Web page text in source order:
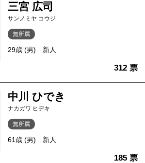
三宮 広司
サンノミヤ コウジ
無所属
29歳 (男) 新人
312 票
中川 ひでき
ナカガワ ヒデキ
無所属
61歳 (男) 新人
185 票